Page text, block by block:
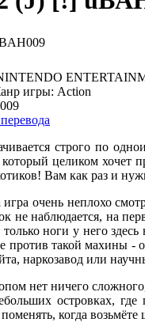
игры: Action
строго по
целиком хочет
Вам как раз и
очень неплохо
не наблюдается, на
ноги у него
такой махины -
наркозавод или
нет ничего
островках,
когда